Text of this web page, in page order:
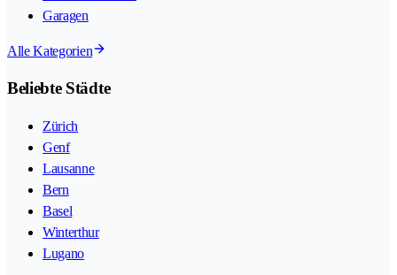
Garagen
Alle Kategorien
Beliebte Städte
Zürich
Genf
Lausanne
Bern
Basel
Winterthur
Lugano